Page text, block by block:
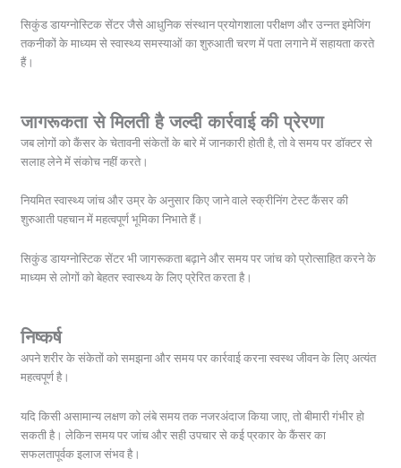
सिकुंड डायग्नोस्टिक सेंटर जैसे आधुनिक संस्थान प्रयोगशाला परीक्षण और उन्नत इमेजिंग
तकनीकों के माध्यम से स्वास्थ्य समस्याओं का शुरुआती चरण में पता लगाने में सहायता करते
हैं।
जागरूकता से मिलती है जल्दी कार्रवाई की प्रेरणा
जब लोगों को कैंसर के चेतावनी संकेतों के बारे में जानकारी होती है, तो वे समय पर डॉक्टर से
सलाह लेने में संकोच नहीं करते।
नियमित स्वास्थ्य जांच और उम्र के अनुसार किए जाने वाले स्क्रीनिंग टेस्ट कैंसर की
शुरुआती पहचान में महत्वपूर्ण भूमिका निभाते हैं।
सिकुंड डायग्नोस्टिक सेंटर भी जागरूकता बढ़ाने और समय पर जांच को प्रोत्साहित करने के
माध्यम से लोगों को बेहतर स्वास्थ्य के लिए प्रेरित करता है।
निष्कर्ष
अपने शरीर के संकेतों को समझना और समय पर कार्रवाई करना स्वस्थ जीवन के लिए अत्यंत
महत्वपूर्ण है।
यदि किसी असामान्य लक्षण को लंबे समय तक नजरअंदाज किया जाए, तो बीमारी गंभीर हो
सकती है। लेकिन समय पर जांच और सही उपचार से कई प्रकार के कैंसर का
सफलतापूर्वक इलाज संभव है।